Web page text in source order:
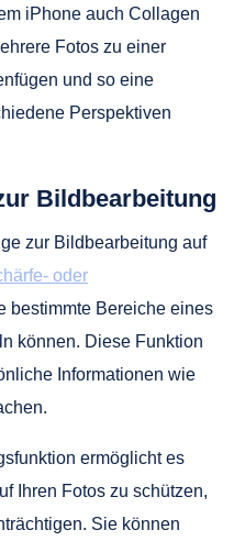
iPhone auch Collagen
Fotos zu einer
und so eine
Perspektiven
Bildbearbeitung
zur Bildbearbeitung auf
oder
bestimmte Bereiche eines
können. Diese Funktion
Informationen wie
ermöglicht es
Ihren Fotos zu schützen,
Sie können